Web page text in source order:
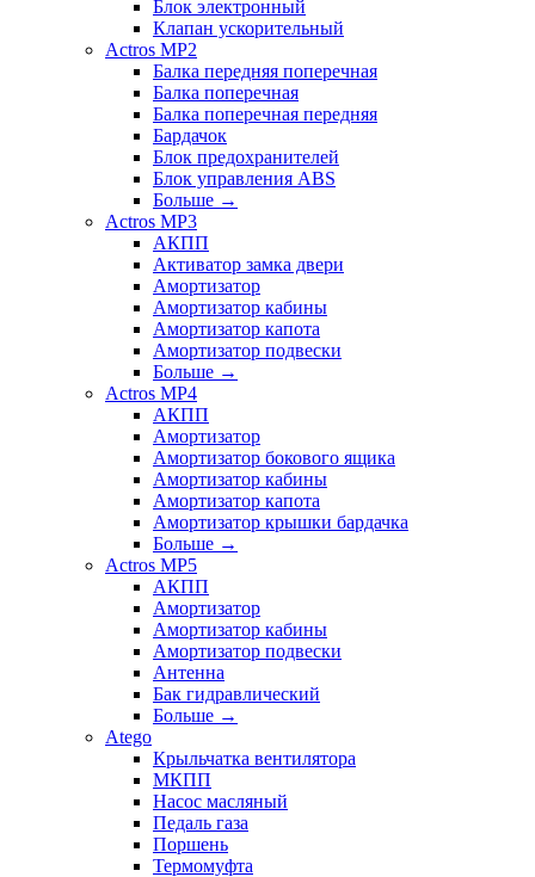
Блок электронный
Клапан ускорительный
Actros MP2
Балка передняя поперечная
Балка поперечная
Балка поперечная передняя
Бардачок
Блок предохранителей
Блок управления ABS
Больше →
Actros MP3
АКПП
Активатор замка двери
Амортизатор
Амортизатор кабины
Амортизатор капота
Амортизатор подвески
Больше →
Actros MP4
АКПП
Амортизатор
Амортизатор бокового ящика
Амортизатор кабины
Амортизатор капота
Амортизатор крышки бардачка
Больше →
Actros MP5
АКПП
Амортизатор
Амортизатор кабины
Амортизатор подвески
Антенна
Бак гидравлический
Больше →
Atego
Крыльчатка вентилятора
МКПП
Насос масляный
Педаль газа
Поршень
Термомуфта